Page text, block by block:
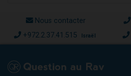
Nous contacter
+972.2.37.41.515 Israël